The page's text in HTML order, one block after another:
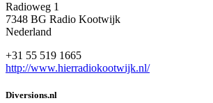
Radioweg 1
7348 BG Radio Kootwijk
Nederland
+31 55 519 1665
http://www.hierradiokootwijk.nl/
Diversions.nl